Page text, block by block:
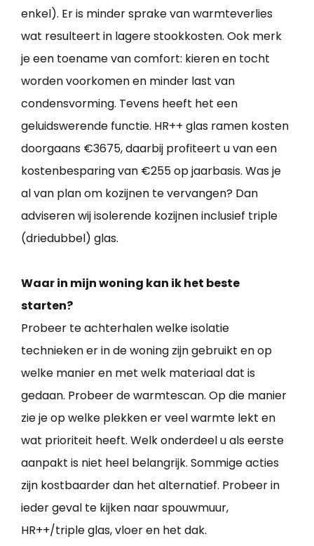
enkel). Er is minder sprake van warmteverlies
wat resulteert in lagere stookkosten. Ook merk
je een toename van comfort: kieren en tocht
worden voorkomen en minder last van
condensvorming. Tevens heeft het een
geluidswerende functie. HR++ glas ramen kosten
doorgaans €3675, daarbij profiteert u van een
kostenbesparing van €255 op jaarbasis. Was je
al van plan om kozijnen te vervangen? Dan
adviseren wij isolerende kozijnen inclusief triple
(driedubbel) glas.
Waar in mijn woning kan ik het beste
starten?
Probeer te achterhalen welke isolatie
technieken er in de woning zijn gebruikt en op
welke manier en met welk materiaal dat is
gedaan. Probeer de warmtescan. Op die manier
zie je op welke plekken er veel warmte lekt en
wat prioriteit heeft. Welk onderdeel u als eerste
aanpakt is niet heel belangrijk. Sommige acties
zijn kostbaarder dan het alternatief. Probeer in
ieder geval te kijken naar spouwmuur,
HR++/triple glas, vloer en het dak.